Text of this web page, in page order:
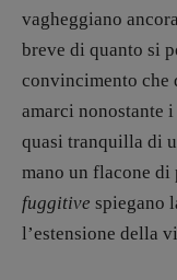
DOSSIER
12
Blade
Editoria
Maestri
Pasolini
vagheggiano
breve di quanto si
convincimento che
amarci nonostante
quasi tranquilla di
mano un flacone
fuggitive spiegano
l’estensione della